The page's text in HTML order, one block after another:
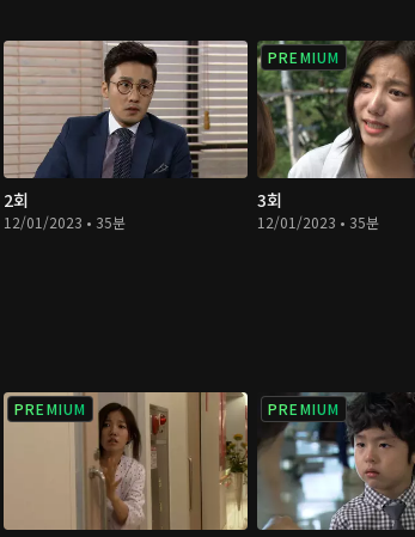
2회
12/01/2023 • 35분
PREMIUM
3회
12/01/2023 • 35분
PREMIUM PREMIUM